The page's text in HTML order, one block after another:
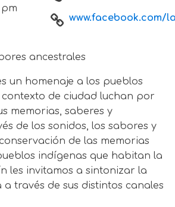
pm
www.facebook.com/
ancestrales
un homenaje a los pueblos
de ciudad luchan por
memorias, saberes y
de los sonidos, los sabores y
de las memorias
indígenas que habitan la
les invitamos a sintonizar la
través de sus distintos canales